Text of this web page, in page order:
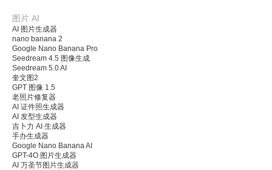
图片 AI
AI 图片生成器
nano banana 2
Google Nano Banana Pro
Seedream 4.5 图像生成
Seedream 5.0 AI
奎文图2
GPT 图像 1.5
老照片修复器
AI 证件照生成器
AI 发型生成器
吉卜力 AI 生成器
手办生成器
Google Nano Banana AI
GPT-4O 图片生成器
AI 万圣节图片生成器